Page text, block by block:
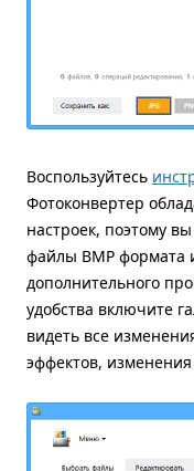
Воспользуйтесь
Фотоконвертер
настроек, поэтому
файлы BMP формата
дополнительного
удобства включите
видеть все
эффектов,